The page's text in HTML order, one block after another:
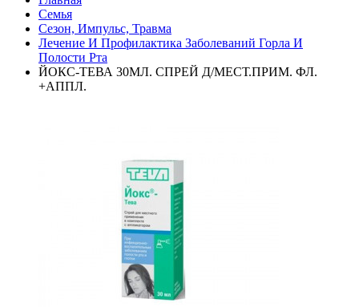
Семья
Сезон, Импульс, Травма
Лечение И Профилактика Заболеваний Горла И
Полости Рта
ЙОКС-ТЕВА 30МЛ. СПРЕЙ Д/МЕСТ.ПРИМ. ФЛ.
+АППЛ.